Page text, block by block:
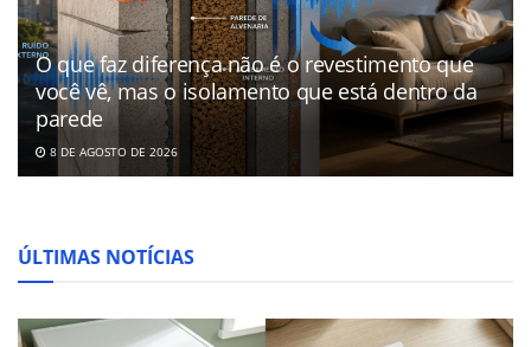
O que faz diferença não é o revestimento que
você vê, mas o isolamento que está dentro da
parede
8 DE AGOSTO DE 2026
ÚLTIMAS NOTÍCIAS